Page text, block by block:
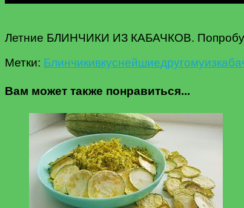
Летние БЛИНЧИКИ ИЗ КАБАЧКОВ.
Метки: Блинчикивкуснейшиедругомуиз
Вам может также понравиться...